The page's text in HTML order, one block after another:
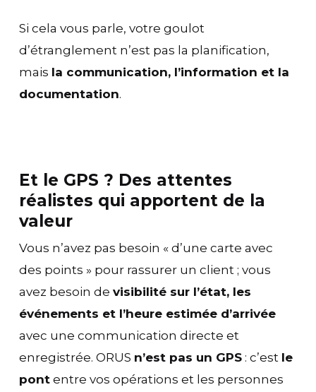
Si cela vous parle, votre goulot
d’étranglement n’est pas la planification,
mais la communication, l’information et la
documentation.
Et le GPS ? Des attentes
réalistes qui apportent de la
valeur
Vous n’avez pas besoin « d’une carte avec
des points » pour rassurer un client ; vous
avez besoin de visibilité sur l’état, les
événements et l’heure estimée d’arrivée
avec une communication directe et
enregistrée. ORUS n’est pas un GPS: c’est le
pontentre vos opérations et les personnes